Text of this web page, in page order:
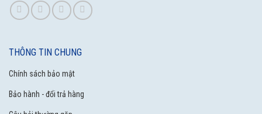
THÔNG TIN CHUNG
Chính sách bảo mật
Bảo hành - đổi trả hàng